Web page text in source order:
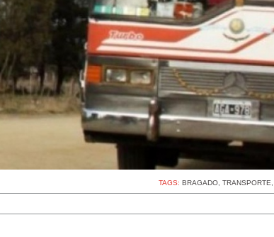
TAGS:BRAGADO ,TRANSPORTE